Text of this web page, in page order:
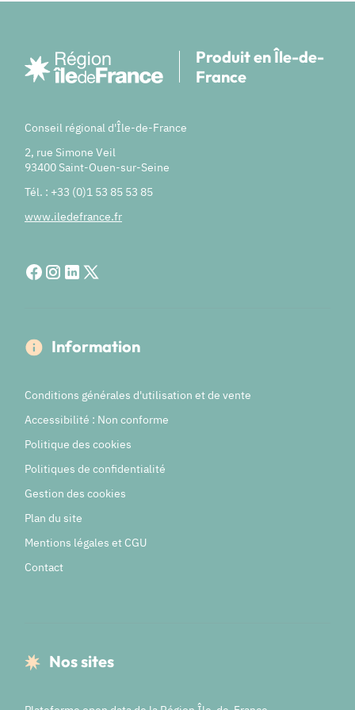
Produit en Île-de-
France
Conseil régional d'Île-de-France
2, rue Simone Veil
93400 Saint-Ouen-sur-Seine
Tél. : +33 (0)1 53 85 53 85
www.iledefrance.fr
Information
Conditions générales d'utilisation et de vente
Accessibilité : Non conforme
Politique des cookies
Politiques de confidentialité
Gestion des cookies
Plan du site
Mentions légales et CGU
Contact
Nos sites